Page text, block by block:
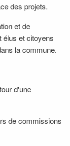
des projets.
et de
élus et citoyens
la commune.
d'une
de commissions